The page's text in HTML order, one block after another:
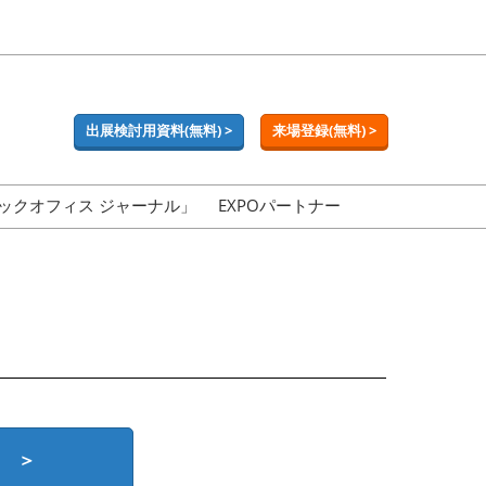
出展検討用資料(無料) > 来場登録(無料) >
クオフィス ジャーナル」 EXPOパートナー
＞